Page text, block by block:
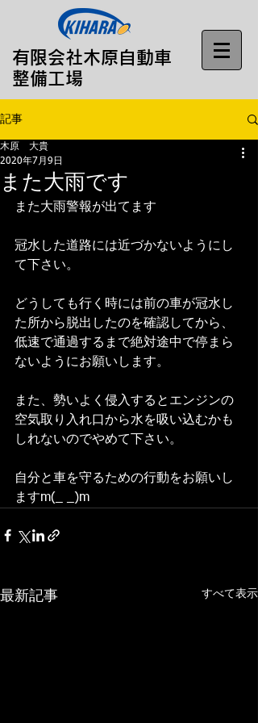
​有限会社木原自動車
整備工場
記事
また大雨です
木原 大貴
2020年7月9日
また大雨警報が出てます
冠水した道路には近づかないようにし
て下さい。
どうしても行く時には前の車が冠水し
た所から脱出したのを確認してから、
低速で通過するまで絶対途中で停まら
ないようにお願いします。
また、勢いよく侵入するとエンジンの
空気取り入れ口から水を吸い込むかも
しれないのでやめて下さい。
自分と車を守るための行動をお願いし
ますm(_ _)m
最新記事 すべて表示